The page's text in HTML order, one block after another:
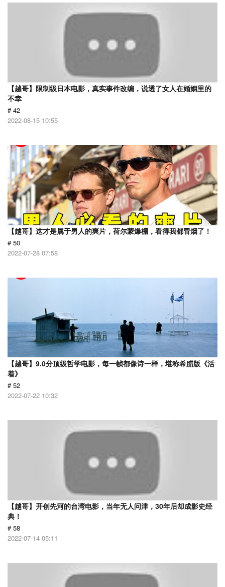
【越哥】限制级日本电影，真实事件改编，说透了女人在婚姻里的
不幸
# 42
2022-08-15 10:55
【越哥】这才是属于男人的爽片，荷尔蒙爆棚，看得我都冒烟了！
# 50
2022-07-28 07:58
【越哥】9.0分顶级哲学电影，每一帧都像诗一样，堪称希腊版《活
着》
# 52
2022-07-22 10:32
【越哥】开创先河的台湾电影，当年无人问津，30年后却成影史经
典！
# 58
2022-07-14 05:11